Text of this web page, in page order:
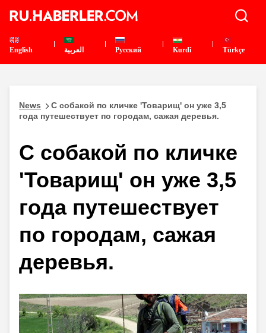
English العربية Pусский Kurdî Türkçe
News
С собакой по кличке 'Товарищ' он уже 3,5
года путешествует по городам, сажая деревья.
С собакой по кличке
'Товарищ' он уже 3,5
года путешествует
по городам, сажая
деревья.